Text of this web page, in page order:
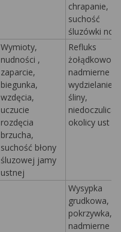
chrapanie,
suchość
śluzówki
Wymioty,
nudności ,
zaparcie,
biegunka,
wzdęcia,
uczucie
rozdęcia
brzucha,
suchość błony
śluzowej jamy
ustnej
Refluks
nadmierne
wydzielanie
śliny,
niedoczulica
okolicy ust
Wysypka
grudkowa,
pokrzywka,
nadmierne